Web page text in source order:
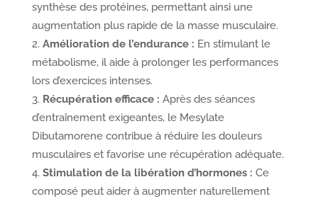
synthèse des protéines, permettant ainsi une
augmentation plus rapide de la masse musculaire.
Amélioration de l’endurance : En stimulant le
métabolisme, il aide à prolonger les performances
lors d’exercices intenses.
Récupération efficace : Après des séances
d’entraînement exigeantes, le Mesylate
Dibutamorene contribue à réduire les douleurs
musculaires et favorise une récupération adéquate.
Stimulation de la libération d’hormones : Ce
composé peut aider à augmenter naturellement